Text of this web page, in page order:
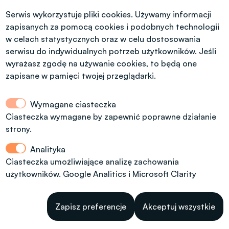
Nie posiadam polskiego
obywatelstwa
Serwis wykorzystuje pliki cookies. Używamy informacji
zapisanych za pomocą cookies i podobnych technologii
w celach statystycznych oraz w celu dostosowania
serwisu do indywidualnych potrzeb użytkowników. Jeśli
wyrażasz zgodę na używanie cookies, to będą one
zapisane w pamięci twojej przeglądarki.
Wymagane ciasteczka
Ciasteczka wymagane by zapewnić poprawne działanie
strony.
Analityka
Ciasteczka umożliwiające analizę zachowania
użytkowników. Google Analitics i Microsoft Clarity
Zapisz preferencje Akceptuj wszystkie
WhatsApp